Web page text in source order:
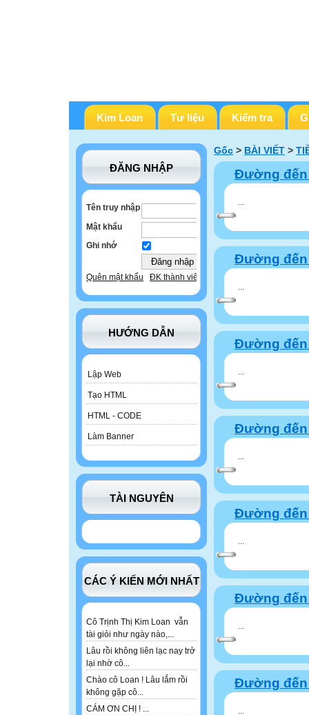
Kim Loan Tư liệu Kiểm tra
ĐĂNG NHẬP
Tên truy nhập
Mật khẩu
Ghi nhớ
Quên mật khẩu ĐK thành viên
HƯỚNG DẪN
Lập Web
Tạo HTML
HTML - CODE
Làm Banner
TÀI NGUYÊN
CÁC Ý KIẾN MỚI NHẤT
Cô Trịnh Thị Kim Loan vẫn
tài giỏi như ngày nào,...
Lâu rồi không liên lạc nay trở
lại nhờ cô...
Chào cô Loan ! Lâu lắm rồi
không gặp cô...
CÁM ƠN CHỊ ! ...
Gốc > BÀI VIẾT >
Đường đến
...
Đường đến
...
Đường đến
...
Đường đến
...
Đường đến
...
Đường đến
...
Đường đến
...